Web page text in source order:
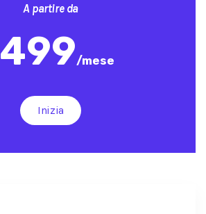
A partire da
499/mese
Inizia